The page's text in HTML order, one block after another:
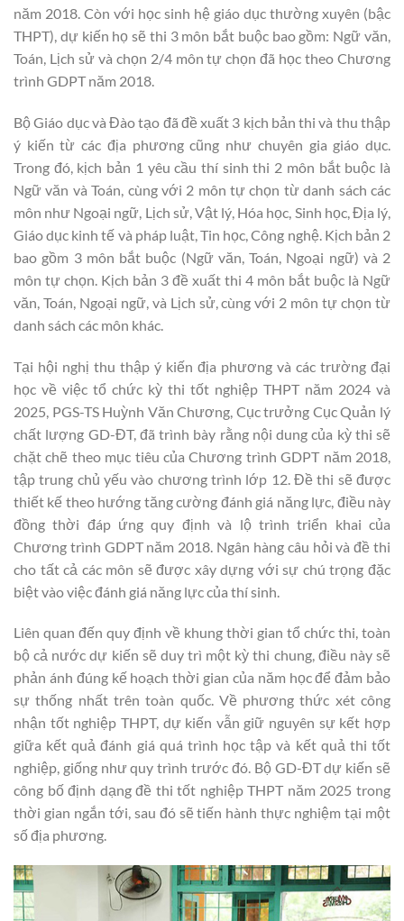
năm 2018. Còn với học sinh hệ giáo dục thường xuyên (bậc
THPT), dự kiến họ sẽ thi 3 môn bắt buộc bao gồm: Ngữ văn,
Toán, Lịch sử và chọn 2/4 môn tự chọn đã học theo Chương
trình GDPT năm 2018.
Bộ Giáo dục và Đào tạo đã đề xuất 3 kịch bản thi và thu thập
ý kiến từ các địa phương cũng như chuyên gia giáo dục.
Trong đó, kịch bản 1 yêu cầu thí sinh thi 2 môn bắt buộc là
Ngữ văn và Toán, cùng với 2 môn tự chọn từ danh sách các
môn như Ngoại ngữ, Lịch sử, Vật lý, Hóa học, Sinh học, Địa lý,
Giáo dục kinh tế và pháp luật, Tin học, Công nghệ. Kịch bản 2
bao gồm 3 môn bắt buộc (Ngữ văn, Toán, Ngoại ngữ) và 2
môn tự chọn. Kịch bản 3 đề xuất thi 4 môn bắt buộc là Ngữ
văn, Toán, Ngoại ngữ, và Lịch sử, cùng với 2 môn tự chọn từ
danh sách các môn khác.
Tại hội nghị thu thập ý kiến địa phương và các trường đại
học về việc tổ chức kỳ thi tốt nghiệp THPT năm 2024 và
2025, PGS-TS Huỳnh Văn Chương, Cục trưởng Cục Quản lý
chất lượng GD-ĐT, đã trình bày rằng nội dung của kỳ thi sẽ
chặt chẽ theo mục tiêu của Chương trình GDPT năm 2018,
tập trung chủ yếu vào chương trình lớp 12. Đề thi sẽ được
thiết kế theo hướng tăng cường đánh giá năng lực, điều này
đồng thời đáp ứng quy định và lộ trình triển khai của
Chương trình GDPT năm 2018. Ngân hàng câu hỏi và đề thi
cho tất cả các môn sẽ được xây dựng với sự chú trọng đặc
biệt vào việc đánh giá năng lực của thí sinh.
Liên quan đến quy định về khung thời gian tổ chức thi, toàn
bộ cả nước dự kiến sẽ duy trì một kỳ thi chung, điều này sẽ
phản ánh đúng kế hoạch thời gian của năm học để đảm bảo
sự thống nhất trên toàn quốc. Về phương thức xét công
nhận tốt nghiệp THPT, dự kiến vẫn giữ nguyên sự kết hợp
giữa kết quả đánh giá quá trình học tập và kết quả thi tốt
nghiệp, giống như quy trình trước đó. Bộ GD-ĐT dự kiến sẽ
công bố định dạng đề thi tốt nghiệp THPT năm 2025 trong
thời gian ngắn tới, sau đó sẽ tiến hành thực nghiệm tại một
số địa phương.